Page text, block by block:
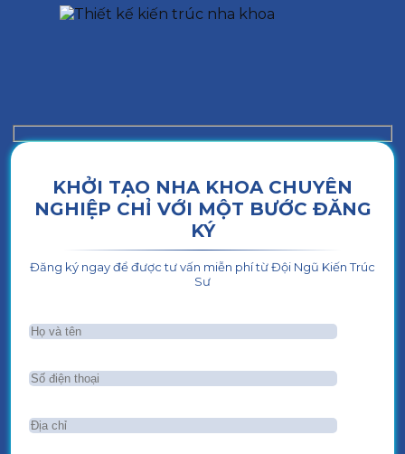
KHỞI TẠO NHA KHOA CHUYÊN
NGHIỆP CHỈ VỚI MỘT BƯỚC ĐĂNG
KÝ
Đăng ký ngay để được tư vấn miễn phí từ Đội Ngũ Kiến Trúc
Sư